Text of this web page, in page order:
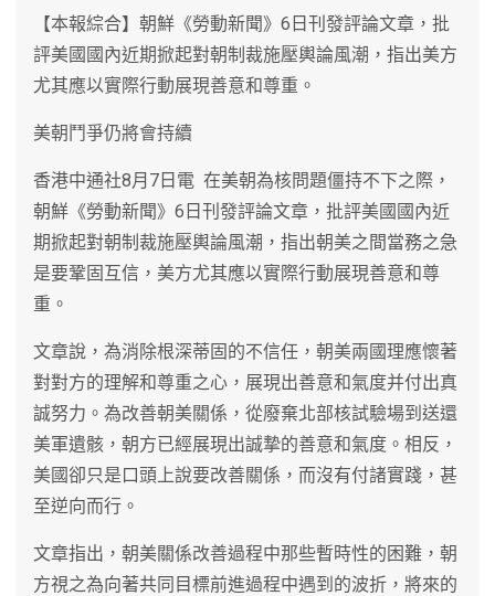
【本報綜合】朝鮮《勞動新聞》6日刊發評論文章，批
評美國國內近期掀起對朝制裁施壓輿論風潮，指出美方
尤其應以實際行動展現善意和尊重。
美朝鬥爭仍將會持續
香港中通社8月7日電 在美朝為核問題僵持不下之際，
朝鮮《勞動新聞》6日刊發評論文章，批評美國國內近
期掀起對朝制裁施壓輿論風潮，指出朝美之間當務之急
是要鞏固互信，美方尤其應以實際行動展現善意和尊
重。
文章說，為消除根深蒂固的不信任，朝美兩國理應懷著
對對方的理解和尊重之心，展現出善意和氣度并付出真
誠努力。為改善朝美關係，從廢棄北部核試驗場到送還
美軍遺骸，朝方已經展現出誠摯的善意和氣度。相反，
美國卻只是口頭上說要改善關係，而沒有付諸實踐，甚
至逆向而行。
文章指出，朝美關係改善過程中那些暫時性的困難，朝
方視之為向著共同目標前進過程中遇到的波折，將來的